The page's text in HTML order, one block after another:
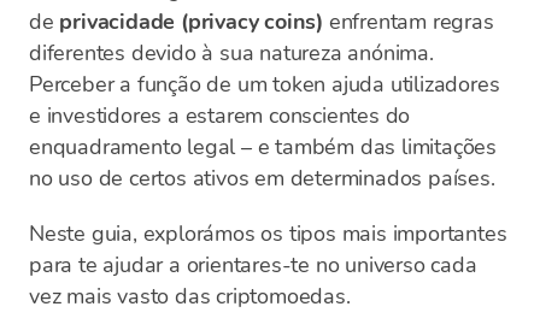
de privacidade (privacy coins) enfrentam regras
diferentes devido à sua natureza anónima.
Perceber a função de um token ajuda utilizadores
e investidores a estarem conscientes do
enquadramento legal – e também das limitações
no uso de certos ativos em determinados países.
Neste guia, explorámos os tipos mais importantes
para te ajudar a orientares-te no universo cada
vez mais vasto das criptomoedas.